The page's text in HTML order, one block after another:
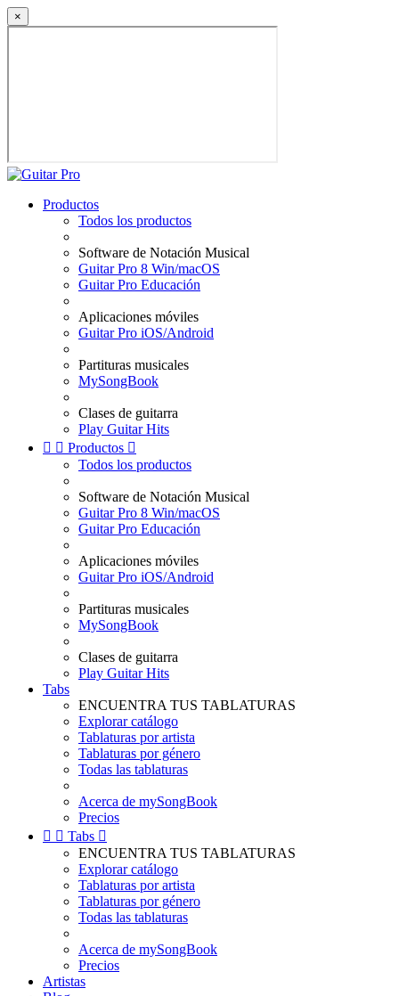
×
Productos
Todos los productos
Software de Notación Musical
Guitar Pro 8 Win/macOS
Guitar Pro Educación
Aplicaciones móviles
Guitar Pro iOS/Android
Partituras musicales
MySongBook
Clases de guitarra
Play Guitar Hits
  Productos 
Todos los productos
Software de Notación Musical
Guitar Pro 8 Win/macOS
Guitar Pro Educación
Aplicaciones móviles
Guitar Pro iOS/Android
Partituras musicales
MySongBook
Clases de guitarra
Play Guitar Hits
Tabs
ENCUENTRA TUS TABLATURAS
Explorar catálogo
Tablaturas por artista
Tablaturas por género
Todas las tablaturas
Acerca de mySongBook
Precios
  Tabs 
ENCUENTRA TUS TABLATURAS
Explorar catálogo
Tablaturas por artista
Tablaturas por género
Todas las tablaturas
Acerca de mySongBook
Precios
Artistas